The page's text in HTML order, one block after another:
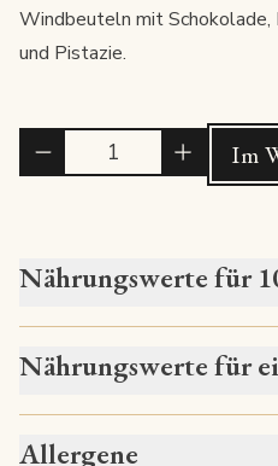
Windbeuteln mit Schokolade,
und Pistazie.
Im
Nährungswerte für
Nährungswerte für
Allergene